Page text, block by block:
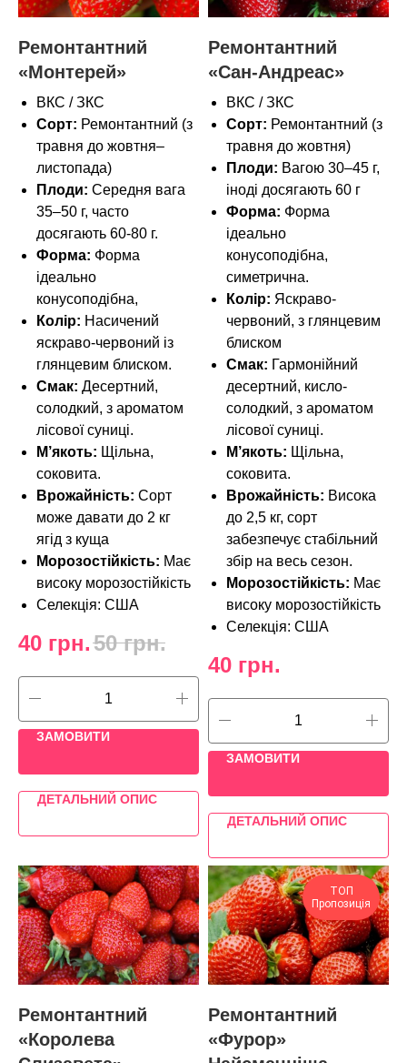
Ремонтантний
«Монтерей»
ВКС / ЗКС
Сорт: Ремонтантний (з
травня до жовтня–
листопада)
Плоди: Середня вага
35–50 г, часто
досягають 60-80 г.
Форма: Форма
ідеально
конусоподібна,
Колір: Насичений
яскраво-червоний із
глянцевим блиском.
Смак: Десертний,
солодкий, з ароматом
лісової суниці.
М’якоть: Щільна,
соковита.
Врожайність: Сорт
може давати до 2 кг
ягід з куща
Морозостійкість: Має
високу морозостійкість
Селекція: США
40 грн.50 грн.
ЗАМОВИТИ
ДЕТАЛЬНИЙ ОПИС
Ремонтантний
«Сан-Андреас»
ВКС / ЗКС
Сорт: Ремонтантний (з
травня до жовтня)
Плоди: Вагою 30–45 г,
іноді досягають 60 г
Форма: Форма
ідеально
конусоподібна,
симетрична.
Колір: Яскраво-
червоний, з глянцевим
блиском
Смак: Гармонійний
десертний, кисло-
солодкий, з ароматом
лісової суниці.
М’якоть: Щільна,
соковита.
Врожайність: Висока
до 2,5 кг, сорт
забезпечує стабільний
збір на весь сезон.
Морозостійкість: Має
високу морозостійкість
Селекція: США
40 грн.
ЗАМОВИТИ
ДЕТАЛЬНИЙ ОПИС
Ремонтантний
«Королева
ТОП
Пропозиція
Ремонтантний
«Фурор»